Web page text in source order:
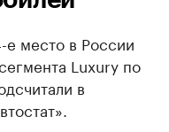
е место в России
Luxury по
в